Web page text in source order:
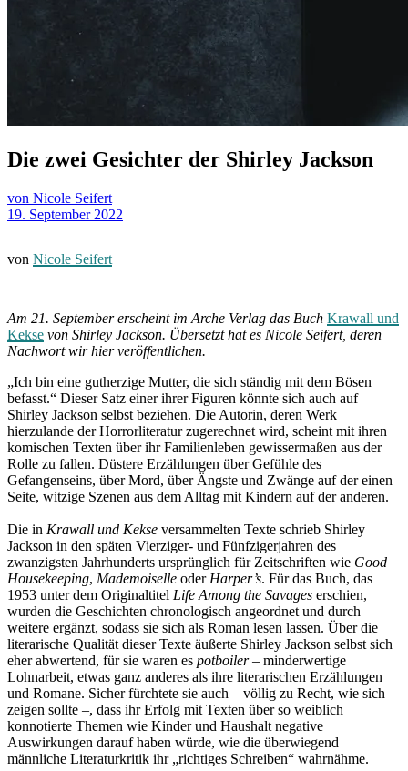
Die zwei Gesichter der Shirley Jackson
von Nicole Seifert
19. September 2022
von Nicole Seifert
Am 21. September erscheint im Arche Verlag das Buch Krawall und
Kekse von Shirley Jackson. Übersetzt hat es Nicole Seifert, deren
Nachwort wir hier veröffentlichen.
„Ich bin eine gutherzige Mutter, die sich ständig mit dem Bösen
befasst.“ Dieser Satz einer ihrer Figuren könnte sich auch auf
Shirley Jackson selbst beziehen. Die Autorin, deren Werk
hierzulande der Horrorliteratur zugerechnet wird, scheint mit ihren
komischen Texten über ihr Familienleben gewissermaßen aus der
Rolle zu fallen. Düstere Erzählungen über Gefühle des
Gefangenseins, über Mord, über Ängste und Zwänge auf der einen
Seite, witzige Szenen aus dem Alltag mit Kindern auf der anderen.
Die in Krawall und Kekse versammelten Texte schrieb Shirley
Jackson in den späten Vierziger- und Fünfzigerjahren des
zwanzigsten Jahrhunderts ursprünglich für Zeitschriften wie Good
Housekeeping, Mademoiselle oder Harper’s. Für das Buch, das
1953 unter dem Originaltitel Life Among the Savages erschien,
wurden die Geschichten chronologisch angeordnet und durch
weitere ergänzt, sodass sie sich als Roman lesen lassen. Über die
literarische Qualität dieser Texte äußerte Shirley Jackson selbst sich
eher abwertend, für sie waren es potboiler– minderwertige
Lohnarbeit, etwas ganz anderes als ihre literarischen Erzählungen
und Romane. Sicher fürchtete sie auch – völlig zu Recht, wie sich
zeigen sollte –, dass ihr Erfolg mit Texten über so weiblich
konnotierte Themen wie Kinder und Haushalt negative
Auswirkungen darauf haben würde, wie die überwiegend
männliche Literaturkritik ihr „richtiges Schreiben“ wahrnähme.